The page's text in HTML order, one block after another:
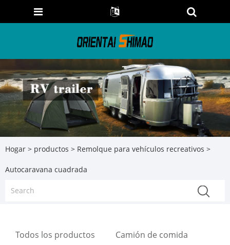
Hogar > productos > Remolque para vehículos recreativos >
Autocaravana cuadrada
Todos los productos Camión de comida